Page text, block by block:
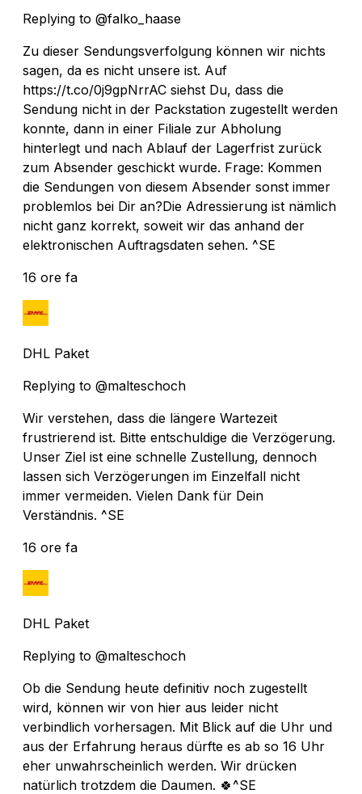
Replying to @falko_haase
Zu dieser Sendungsverfolgung können wir nichts
sagen, da es nicht unsere ist. Auf
https://t.co/0j9gpNrrAC siehst Du, dass die
Sendung nicht in der Packstation zugestellt werden
konnte, dann in einer Filiale zur Abholung
hinterlegt und nach Ablauf der Lagerfrist zurück
zum Absender geschickt wurde. Frage: Kommen
die Sendungen von diesem Absender sonst immer
problemlos bei Dir an?Die Adressierung ist nämlich
nicht ganz korrekt, soweit wir das anhand der
elektronischen Auftragsdaten sehen. ^SE
16 ore fa
DHL Paket
Replying to @malteschoch
Wir verstehen, dass die längere Wartezeit
frustrierend ist. Bitte entschuldige die Verzögerung.
Unser Ziel ist eine schnelle Zustellung, dennoch
lassen sich Verzögerungen im Einzelfall nicht
immer vermeiden. Vielen Dank für Dein
Verständnis. ^SE
16 ore fa
DHL Paket
Replying to @malteschoch
Ob die Sendung heute definitiv noch zugestellt
wird, können wir von hier aus leider nicht
verbindlich vorhersagen. Mit Blick auf die Uhr und
aus der Erfahrung heraus dürfte es ab so 16 Uhr
eher unwahrscheinlich werden. Wir drücken
natürlich trotzdem die Daumen. 🍀^SE